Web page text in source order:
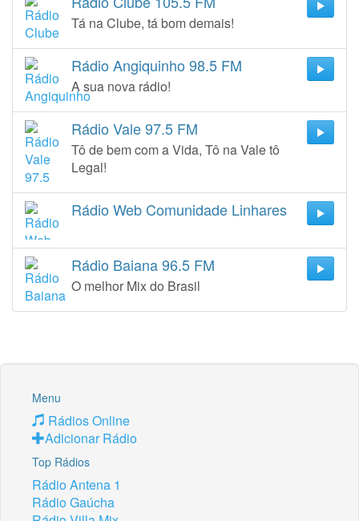
Tá na Clube, tá bom demais!
Rádio Angiquinho 98.5 FM
A sua nova rádio!
Rádio Vale 97.5 FM
Tô de bem com a Vida, Tô na Vale tô
Legal!
Rádio Web Comunidade Linhares
Rádio Baiana 96.5 FM
O melhor Mix do Brasil
Menu
Rádios Online
Adicionar Rádio
Top Rádios
Rádio Antena 1
Rádio Gaúcha